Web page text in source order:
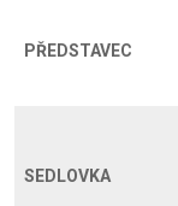
PŘEDSTAVEC
SEDLOVKA